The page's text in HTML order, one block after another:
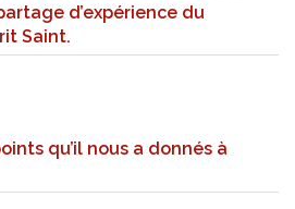
d’expérience du
Saint.
qu’il nous a donnés à